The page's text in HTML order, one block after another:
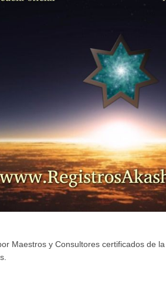
Maestros y Consultores certificados de la